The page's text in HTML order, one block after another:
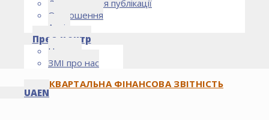
Договори для публікації
Оголошення
Архів
Прес-центр
Новини
ЗМІ про нас
UAEN
КВАРТАЛЬНА ФІНАНСОВА ЗВІТНІСТЬ